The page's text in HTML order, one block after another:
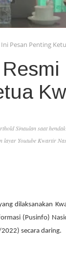
Pesan Penting
Sinaulan saat
layar Youtube Kwartir
dilaksanakan
(Pusinfo)
secara daring.